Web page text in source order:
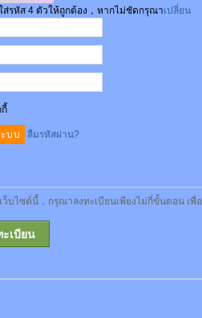
ส่รหัส 4 ตัวให้ถูกต้อง，หากไม่ชัดกรุณาเปลี่ยน
กี้
ลืมรหัสผ่าน?
บไซต์นี้，กรุณาลงทะเบียนเพียงไม่กี่ขั้นตอน เพื่
ะเบียน